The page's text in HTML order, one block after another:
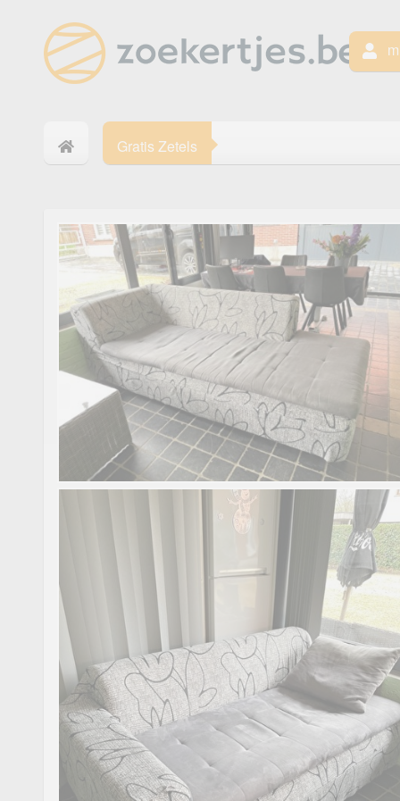
Gratis Zetels